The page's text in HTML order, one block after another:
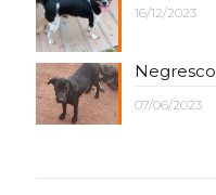
16/12/2023
Negresco
07/06/2023